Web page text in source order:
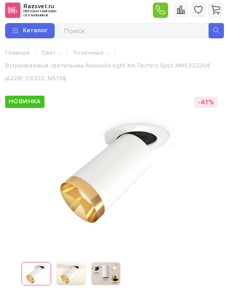
Razsvet.ru
Интернет-магазин
светильников
Каталог
Главная / Свет / Точечные /
Встраиваемый светильник Ambrella light Xm Techno Spot XM6322204
(A2241, C6322, N6134)
НОВИНКА -41%